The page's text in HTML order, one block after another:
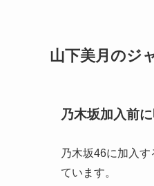
山下美月のジ
乃木坂加入前
乃木坂46に加入
ています。